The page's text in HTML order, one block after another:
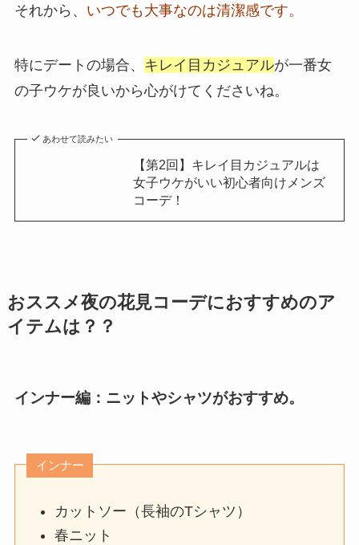
それから、 いつでも大事なのは清潔感です。
特にデートの場合、 キレイ目カジュアルが一番女
の子ウケが良いから心がけてくださいね。
あわせて読みたい
【第2回】キレイ目カジュアルは
女子ウケがいい初心者向けメンズ
コーデ！
おススメ夜の花見コーデにおすすめのア
イテムは？？
インナー編：ニットやシャツがおすすめ。
インナー
カットソー（長袖のTシャツ）
春ニット